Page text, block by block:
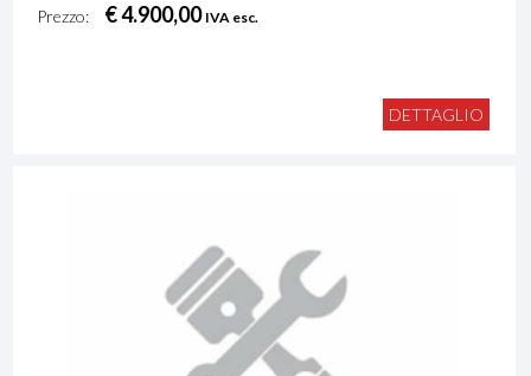
Prezzo: € 4.900,00 IVA esc.
DETTAGLIO